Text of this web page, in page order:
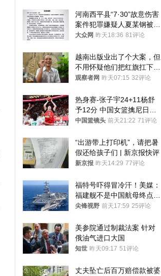
河南西平县“7·30”故意伤害
案件犯罪嫌疑人夏某钢被抓
获
大众网 昨天18:36 81评论
越南出版业出了个大案，但
不用怀疑他们把红旗扛下去
的决心
观察者网 昨天07:15 32评论
热身赛-张子宇24+11杨舒
予12分 中国女篮擒尼日利
亚
中国篮镜头 前天21:22 71评论
“出游带上打印机”，请把暑
假还给孩子们 | 新京报快评
新京报 昨天14:29 77评论
福特号吓得冒冷汗！美媒：
福建舰不是中国航母终点，
而是新起点！
尖锋视野 前天17:59 25评论
美参院通过制裁法案 针对
俄油气进口大国
知世 昨天09:17 51评论
丈夫坠亡后百万赔偿款被婆